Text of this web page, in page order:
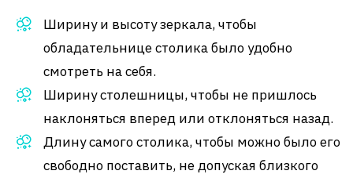
Ширину и высоту зеркала, чтобы
обладательнице столика было удобно
смотреть на себя.
Ширину столешницы, чтобы не пришлось
наклоняться вперед или отклоняться назад.
Длину самого столика, чтобы можно было его
свободно поставить, не допуская близкого